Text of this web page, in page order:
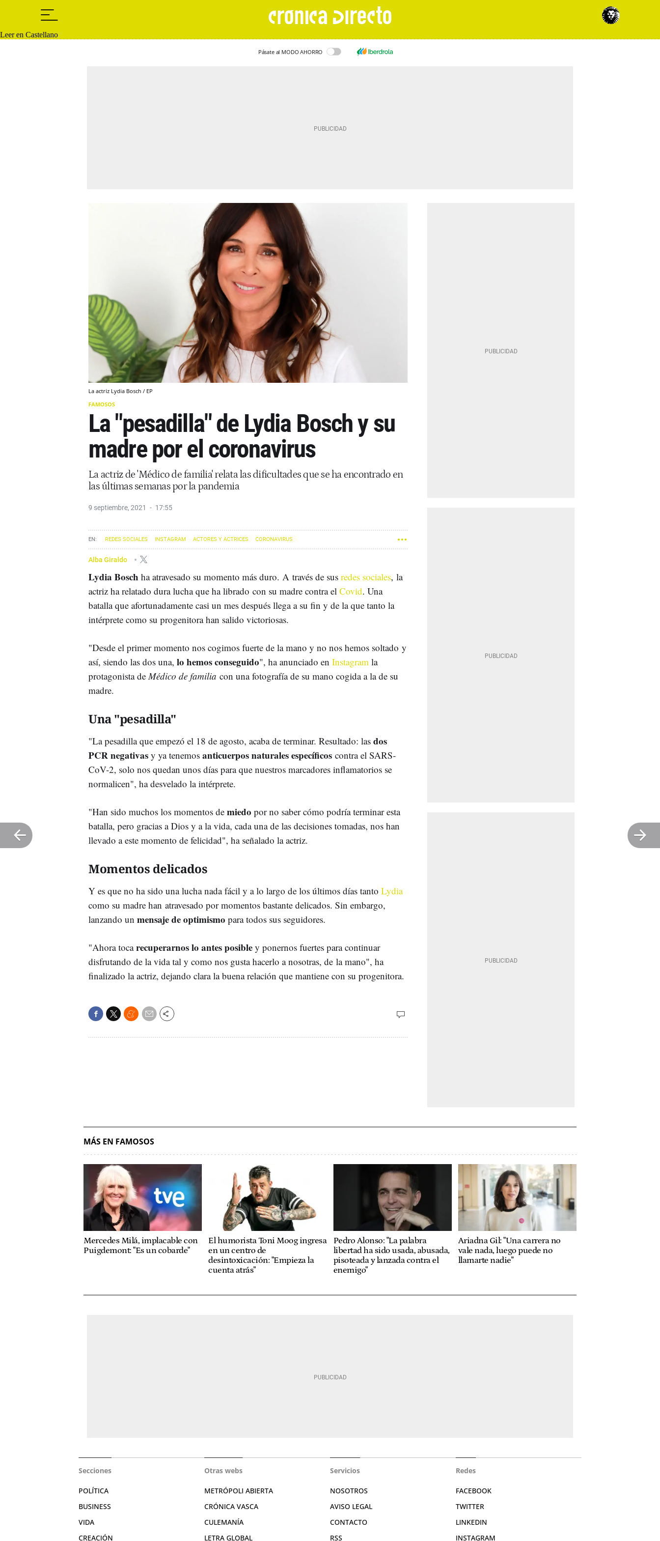
Leer en Castellano
Pásate al MODO AHORRO
La actriz Lydia Bosch / EP
FAMOSOS
La "pesadilla" de Lydia Bosch y su
madre por el coronavirus
La actriz de 'Médico de familia' relata las dificultades que se ha encontrado en
las últimas semanas por la pandemia
9 septiembre, 2021 17:55
REDES SOCIALES INSTAGRAM ACTORES Y ACTRICES CORONAVIRUS
Alba Giraldo
Lydia Bosch ha atravesado su momento más duro. A través de sus redes sociales, la
actriz ha relatado dura lucha que ha librado con su madre contra el Covid. Una
batalla que afortunadamente casi un mes después llega a su fin y de la que tanto la
intérprete como su progenitora han salido victoriosas.
"Desde el primer momento nos cogimos fuerte de la mano y no nos hemos soltado y
así, siendo las dos una, lo hemos conseguido", ha anunciado en Instagram la
protagonista de Médico de familia con una fotografía de su mano cogida a la de su
madre.
Una "pesadilla"
"La pesadilla que empezó el 18 de agosto, acaba de terminar. Resultado: las dos
PCR negativas y ya tenemos anticuerpos naturales específicos contra el SARS-
CoV-2, solo nos quedan unos días para que nuestros marcadores inflamatorios se
normalicen", ha desvelado la intérprete.
"Han sido muchos los momentos de miedo por no saber cómo podría terminar esta
batalla, pero gracias a Dios y a la vida, cada una de las decisiones tomadas, nos han
llevado a este momento de felicidad", ha señalado la actriz.
Momentos delicados
Y es que no ha sido una lucha nada fácil y a lo largo de los últimos días tanto Lydia
como su madre han atravesado por momentos bastante delicados. Sin embargo,
lanzando un mensaje de optimismo para todos sus seguidores.
"Ahora tocarecuperarnos lo antes posible y ponernos fuertes para continuar
disfrutando de la vida tal y como nos gusta hacerlo a nosotras, de la mano", ha
finalizado la actriz, dejando clara la buena relación que mantiene con su progenitora.
MÁS EN FAMOSOS
Mercedes Milá, implacable con
Puigdemont: "Es un cobarde"
El humorista Toni Moog ingresa
en un centro de
desintoxicación: "Empieza la
cuenta atrás"
Pedro Alonso: "La palabra
libertad ha sido usada, abusada,
pisoteada y lanzada contra el
enemigo"
Ariadna Gil: "Una carrera no
vale nada, luego puede no
llamarte nadie"
Secciones
POLÍTICA
BUSINESS
VIDA
CREACIÓN
Otras webs
METRÓPOLI ABIERTA
CRÓNICA VASCA
CULEMANÍA
LETRA GLOBAL
Servicios
NOSOTROS
AVISO LEGAL
CONTACTO
RSS
Redes
FACEBOOK
TWITTER
LINKEDIN
INSTAGRAM